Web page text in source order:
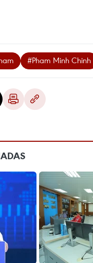
#Pham Minh Chinh